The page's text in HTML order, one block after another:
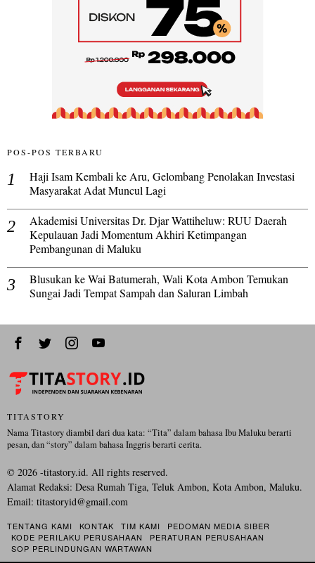
POS-POS TERBARU
Haji Isam Kembali ke Aru, Gelombang Penolakan Investasi
Masyarakat Adat Muncul Lagi
Akademisi Universitas Dr. Djar Wattiheluw: RUU Daerah
Kepulauan Jadi Momentum Akhiri Ketimpangan
Pembangunan di Maluku
Blusukan ke Wai Batumerah, Wali Kota Ambon Temukan
Sungai Jadi Tempat Sampah dan Saluran Limbah
TITASTORY
Nama Titastory diambil dari dua kata: “Tita” dalam bahasa Ibu Maluku berarti
pesan, dan “story” dalam bahasa Inggris berarti cerita.
© 2026 -titastory.id. All rights reserved.
Alamat Redaksi: Desa Rumah Tiga, Teluk Ambon, Kota Ambon, Maluku.
Email: titastoryid@gmail.com
TENTANG KAMI KONTAK TIM KAMI
PEDOMAN MEDIA SIBER
KODE PERILAKU PERUSAHAAN
PERATURAN PERUSAHAAN
SOP PERLINDUNGAN WARTAWAN